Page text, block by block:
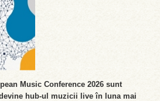
Music Conference 2026 sunt
hub-ul muzicii live în luna mai